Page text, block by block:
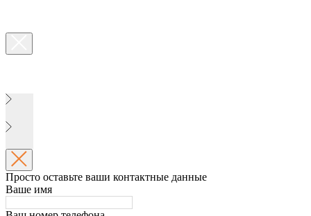
Просто оставьте ваши контактные данные
Ваше имя